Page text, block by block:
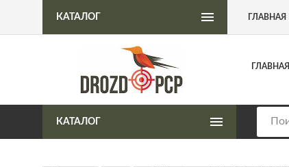
Интернет-магазин пневматического оружия
ГЛАВНАЯ
КАТАЛОГ
КАТАЛОГ ГЛАВНАЯ